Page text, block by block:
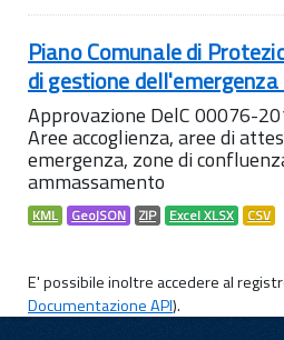
Piano Comunale di
di gestione dell'emergenza
Approvazione DelC 00076-
Aree accoglienza, aree di
emergenza, zone di
ammassamento
KML GeoJSON ZIP Excel XLSX CSV
E' possibile inoltre accedere al
Documentazione API).